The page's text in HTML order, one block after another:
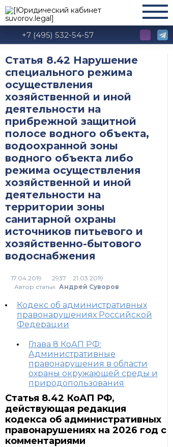
+7 (495) 532-54-57
Статья 8.42 Нарушение
специального режима
осуществления
хозяйственной и иной
деятельности на
прибрежной защитной
полосе водного объекта,
водоохранной зоны
водного объекта либо
режима осуществления
хозяйственной и иной
деятельности на
территории зоны
санитарной охраны
источников питьевого и
хозяйственно-бытового
водоснабжения
2937
Автор статьи: Андрей Суворов
Кодекс об административных
правонарушениях Российской
Федерации
Глава 8 КоАП РФ:
Административные
правонарушения в области
охраны окружающей среды и
природопользования
Статья 8.42 КоАП РФ,
действующая редакция
кодекса об административных
правонарушениях на 2026 год с
комментариями